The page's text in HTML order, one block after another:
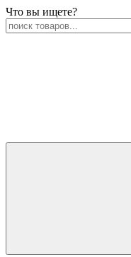
Что вы ищете?